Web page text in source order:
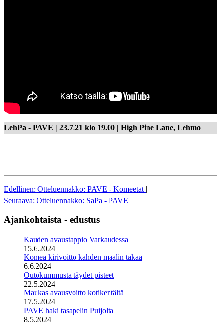
LehPa - PAVE | 23.7.21 klo 19.00 | High Pine Lane, Lehmo
Edellinen: Otteluennakko: PAVE - Komeetat |
Seuraava: Otteluennakko: SaPa - PAVE
Ajankohtaista - edustus
Kauden avaustappio Varkaudessa
15.6.2024
Komea kirivoitto kahden maalin takaa
6.6.2024
Outokummusta täydet pisteet
22.5.2024
Maukas avausvoitto kotikentältä
17.5.2024
PAVE haki tasapelin Puijolta
8.5.2024